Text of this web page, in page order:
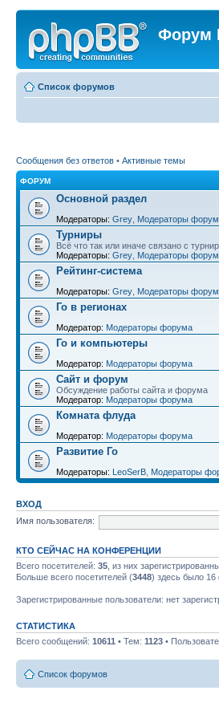
Форум
Список форумов
Сообщения без ответов • Активные темы
ФОРУМ
Основной раздел
Модераторы: Grey Модераторы
Турниры
Всё что так или иначе связано с
Модераторы: Grey Модераторы
Рейтинг-система
Модераторы: Grey Модераторы
Го в регионах
Модератор: Модераторы форума
Го и компьютеры
Модератор: Модераторы форума
Сайт и форум
Обсуждение работы сайта и форума
Модератор: Модераторы форума
Комната флуда
Модератор: Модераторы форума
Развитие Го
Модераторы: LeoSerB Модераторы
ВХОД
Имя пользователя:
КТО СЕЙЧАС НА КОНФЕРЕНЦИИ
Всего посетителей: 35 , из них
Больше всего посетителей (3448) здесь было
Зарегистрированные пользователи: нет
СТАТИСТИКА
Всего сообщений: 10611 • Тем: 1123 •
Список форумов